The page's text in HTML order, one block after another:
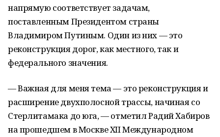
напрямую соответствует задачам,
поставленным Президентом страны
Владимиром Путиным. Один из них — это
реконструкция дорог, как местного, так и
федерального значения.
— Важная для меня тема — это реконструкция и
расширение двухполосной трассы, начиная со
Стерлитамака до юга, — отметил Радий Хабиров
на прошедшем в Москве XII Международном